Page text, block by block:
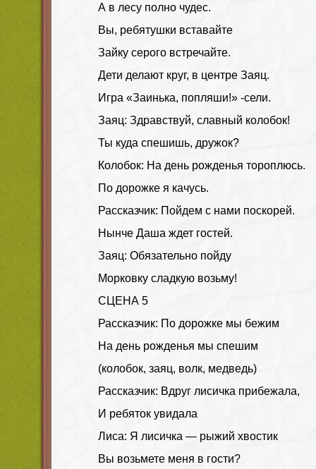
А в лесу полно чудес.
Вы, ребятушки вставайте
Зайку серого встречайте.
Дети делают круг, в центре Заяц.
Игра «Заинька, попляши!» -сели.
Заяц: Здравствуй, славный колобок!
Ты куда спешишь, дружок?
Колобок: На день рожденья тороплюсь.
По дорожке я качусь.
Рассказчик: Пойдем с нами поскорей.
Нынче Даша ждет гостей.
Заяц: Обязательно пойду
Морковку сладкую возьму!
СЦЕНА 5
Рассказчик: По дорожке мы бежим
На день рожденья мы спешим
(колобок, заяц, волк, медведь)
Рассказчик: Вдруг лисичка прибежала,
И ребяток увидала
Лиса: Я лисичка — рыжий хвостик
Вы возьмете меня в гости?